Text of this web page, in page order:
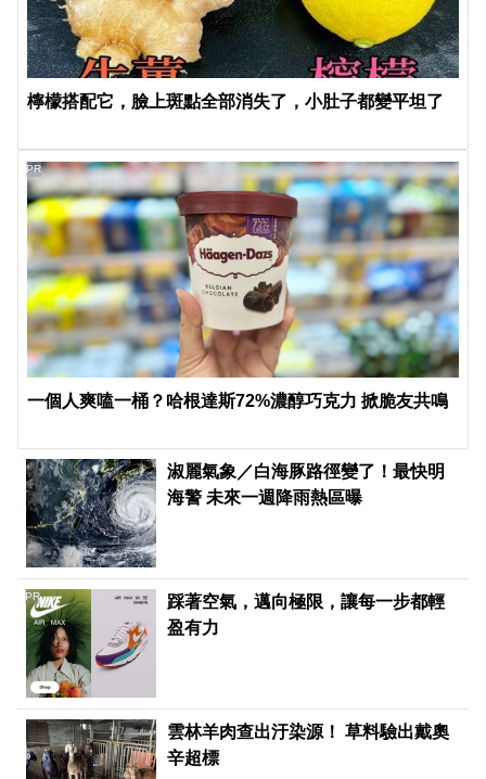
檸檬搭配它，臉上斑點全部消失了，小肚子都變平坦了
一個人爽嗑一桶？哈根達斯72%濃醇巧克力 掀脆友共鳴
PR
淑麗氣象／白海豚路徑變了！最快明
海警 未來一週降雨熱區曝
踩著空氣，邁向極限，讓每一步都輕
盈有力
PR
雲林羊肉查出汙染源！ 草料驗出戴奧
辛超標